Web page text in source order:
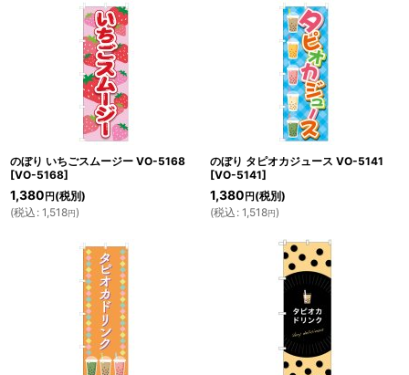
のぼり いちごスムージー VO-5168
[VO-5168]
1,380 円 (税別)
(税込 : 1,518円)
のぼり タピオカジュース VO-5141
[VO-5141]
1,380 円 (税別)
(税込 : 1,518円)